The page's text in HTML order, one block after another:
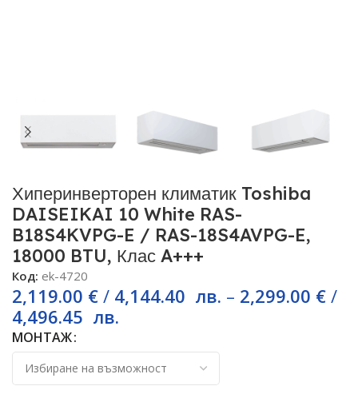
Хиперинверторен климатик Toshiba
DAISEIKAI 10 White RAS-
B18S4KVPG-E / RAS-18S4AVPG-E,
18000 BTU, Клас A+++
Код: ek-4720
2,119.00 € / 4,144.40 лв. – 2,299.00 € /
4,496.45 лв.
МОНТАЖ